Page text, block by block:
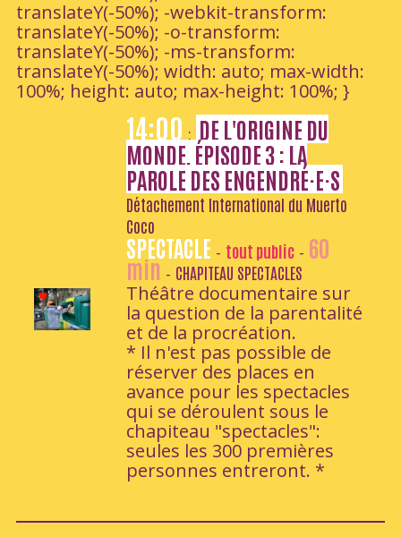
translateY(-50%); -webkit-transform:
translateY(-50%); -o-transform:
translateY(-50%); -ms-transform:
translateY(-50%); width: auto; max-width:
100%; height: auto; max-height: 100%; }
14:00: DE L'ORIGINE DU
MONDE, ÉPISODE 3 : LA
PAROLE DES ENGENDRÉ·E·S
Détachement International du Muerto
Coco
SPECTACLE - tout public- 60
min - CHAPITEAU SPECTACLES
Théâtre documentaire sur
la question de la parentalité
et de la procréation.
* Il n'est pas possible de
réserver des places en
avance pour les spectacles
qui se déroulent sous le
chapiteau "spectacles":
seules les 300 premières
personnes entreront. *